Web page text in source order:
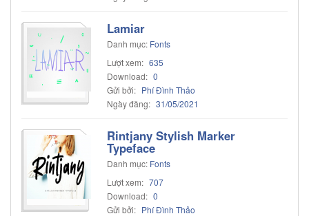
Lamiar
Danh mục: Fonts
Lượt xem: 635
Download: 0
Gửi bởi: Phí Đình Thảo
Ngày đăng: 31/05/2021
Rintjany Stylish Marker
Typeface
Danh mục: Fonts
Lượt xem: 707
Download: 0
Gửi bởi: Phí Đình Thảo